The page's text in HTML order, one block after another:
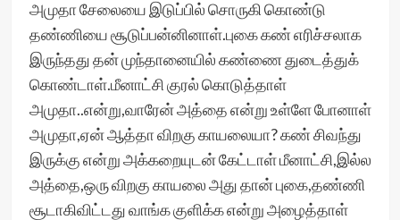
அமுதா சேலையை இடுப்பில் சொருகி கொண்டு
தண்ணியை சூடுப்பன்னினாள்.புகை கண் எரிச்சலாக
இருந்தது தன் முந்தானையில் கண்ணை துடைத்துக்
கொண்டாள்.மீனாட்சி குரல் கொடுத்தாள்
அமுதா..என்று,வாரேன் அத்தை என்று உள்ளே போனாள்
அமுதா,ஏன் ஆத்தா விறகு காயலையா? கண் சிவந்து
இருக்கு என்று அக்கறையுடன் கேட்டாள் மீனாட்சி,இல்ல
அத்தை,ஒரு விறகு காயலை அது தான் புகை,தண்ணி
சூடாகிவிட்டது வாங்க குளிக்க என்று அழைத்தாள்